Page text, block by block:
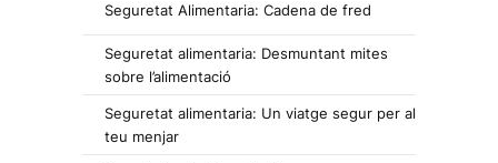
Seguretat Alimentaria: Cadena de fred
Seguretat alimentaria: Desmuntant mites
sobre l’alimentació
Seguretat alimentaria: Un viatge segur per al
teu menjar